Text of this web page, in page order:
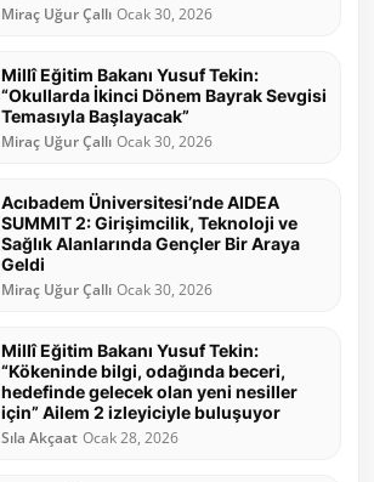
Miraç Uğur Çallı Ocak 30, 2026
Millî Eğitim Bakanı Yusuf Tekin:
“Okullarda İkinci Dönem Bayrak Sevgisi
Temasıyla Başlayacak”
Miraç Uğur Çallı Ocak 30, 2026
Acıbadem Üniversitesi’nde AIDEA
SUMMIT 2: Girişimcilik, Teknoloji ve
Sağlık Alanlarında Gençler Bir Araya
Geldi
Miraç Uğur Çallı Ocak 30, 2026
Millî Eğitim Bakanı Yusuf Tekin:
“Kökeninde bilgi, odağında beceri,
hedefinde gelecek olan yeni nesiller
için” Ailem 2 izleyiciyle buluşuyor
Sıla Akçaat Ocak 28, 2026